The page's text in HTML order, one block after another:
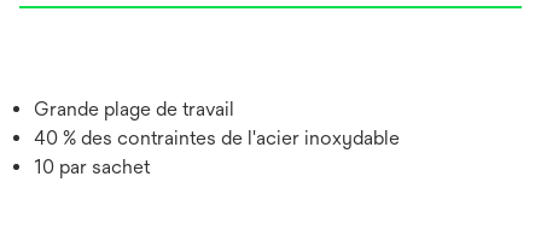
Grande plage de travail
40 % des contraintes de l'acier inoxydable
10 par sachet